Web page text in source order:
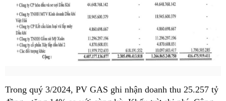
Trong quý 3/2024, PV GAS ghi nhận doanh thu 25.257 tỷ